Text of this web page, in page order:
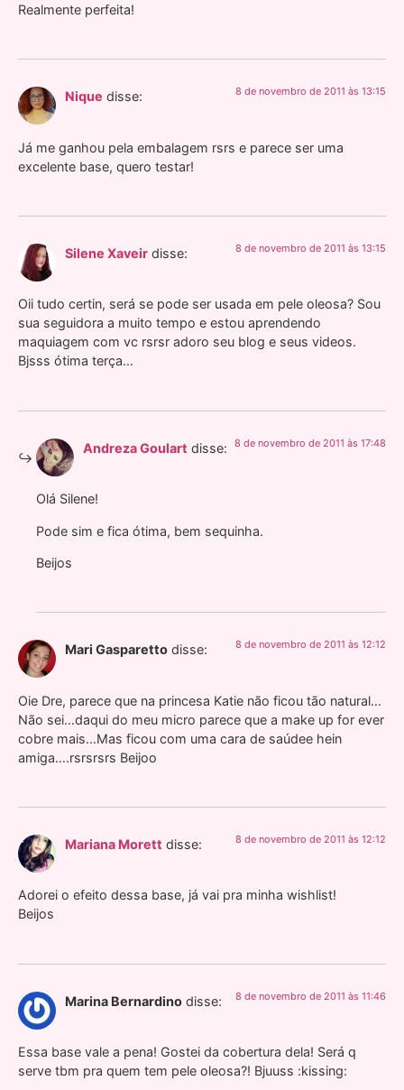
Realmente perfeita!
Nique disse: 8 de novembro de 2011 às 13:15
Já me ganhou pela embalagem rsrs e parece ser uma
excelente base, quero testar!
Silene Xaveir disse: 8 de novembro de 2011 às 13:15
Oii tudo certin, será se pode ser usada em pele oleosa? Sou
sua seguidora a muito tempo e estou aprendendo
maquiagem com vc rsrsr adoro seu blog e seus videos.
Bjsss ótima terça…
Andreza Goulart disse: 8 de novembro de 2011 às 17:48
Olá Silene!
Pode sim e fica ótima, bem sequinha.
Beijos
Mari Gasparetto disse: 8 de novembro de 2011 às 12:12
Oie Dre, parece que na princesa Katie não ficou tão natural…
Não sei…daqui do meu micro parece que a make up for ever
cobre mais…Mas ficou com uma cara de saúdee hein
amiga….rsrsrsrs Beijoo
Mariana Morett disse: 8 de novembro de 2011 às 12:12
Adorei o efeito dessa base, já vai pra minha wishlist!
Beijos
Marina Bernardino disse: 8 de novembro de 2011 às 11:46
Essa base vale a pena! Gostei da cobertura dela! Será q
serve tbm pra quem tem pele oleosa?! Bjuuss :kissing: